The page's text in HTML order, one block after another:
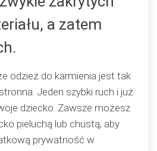
a zatem
odzież do karmienia jest tak
Jeden szybki ruch i już
dziecko. Zawsze możesz
pieluchą lub chustą, aby
prywatność w